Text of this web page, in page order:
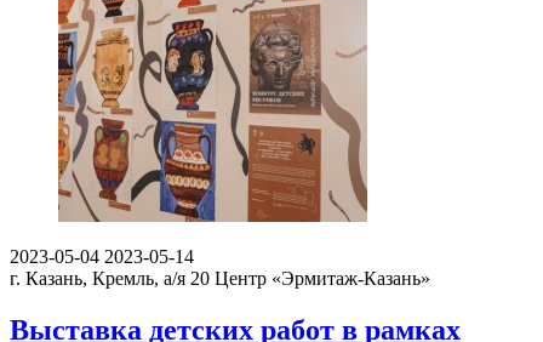
2023-05-04 2023-05-14
г. Казань, Кремль, а/я 20 Центр «Эрмитаж-Казань»
Выставка детских работ в рамках